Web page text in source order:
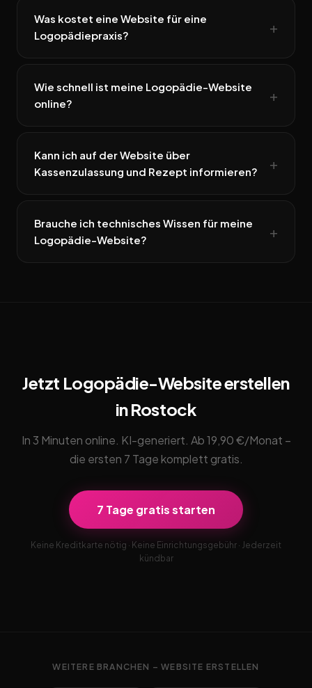
Was kostet eine Website für eine
Logopädiepraxis?
Wie schnell ist meine Logopädie-Website
online?
Kann ich auf der Website über
Kassenzulassung und Rezept informieren?
Brauche ich technisches Wissen für meine
Logopädie-Website?
Jetzt Logopädie-Website erstellen
in Rostock
In 3 Minuten online. KI-generiert. Ab 19,90 €/Monat –
die ersten 7 Tage komplett gratis.
7 Tage gratis starten
Keine Kreditkarte nötig · Keine Einrichtungsgebühr · Jederzeit
kündbar
WEITERE BRANCHEN – WEBSITE ERSTELLEN